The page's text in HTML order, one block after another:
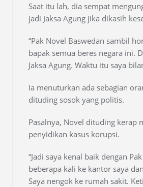
Saat itu lah, dia sempat
jadi Jaksa Agung jika dikasih
“Pak Novel Baswedan sambil
bapak semua beres negara ini.
Jaksa Agung. Waktu itu saya
Ia menuturkan ada sebagian
dituding sosok yang politis.
Pasalnya, Novel dituding kerap
penyidikan kasus korupsi.
“Jadi saya kenal baik dengan
beberapa kali ke kantor saya
Saya nengok ke rumah sakit.